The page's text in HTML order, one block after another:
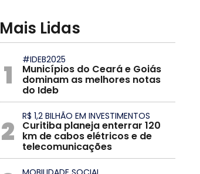
Mais Lidas
1 #IDEB2025
Municípios do Ceará e Goiás
dominam as melhores notas
do Ideb
2 R$ 1,2 BILHÃO EM INVESTIMENTOS
Curitiba planeja enterrar 120
km de cabos elétricos e de
telecomunicações